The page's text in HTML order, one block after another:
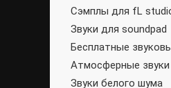
Сэмплы для fL
Звуки для soundpad
Бесплатные
Атмосферные
Звуки белого шума